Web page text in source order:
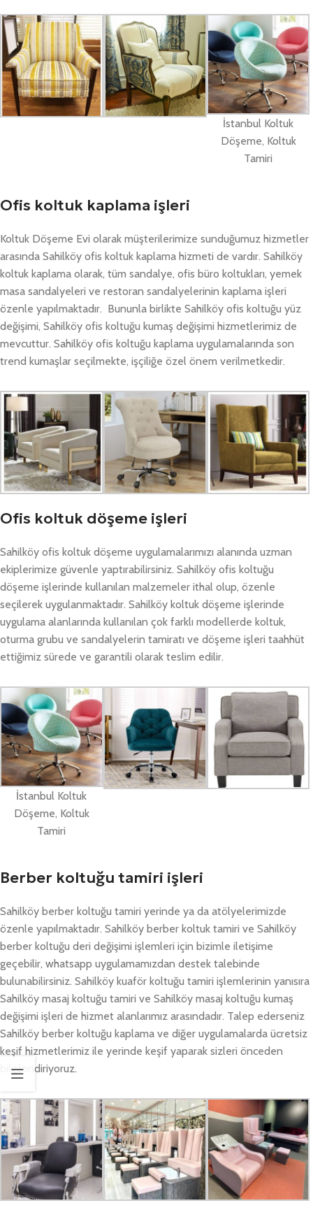
İstanbul Koltuk
Döşeme, Koltuk
Tamiri
Ofis koltuk kaplama işleri
Koltuk Döşeme Evi olarak müşterilerimize sunduğumuz hizmetler
arasında Sahilköy ofis koltuk kaplama hizmeti de vardır. Sahilköy
koltuk kaplama olarak, tüm sandalye, ofis büro koltukları, yemek
masa sandalyeleri ve restoran sandalyelerinin kaplama işleri
özenle yapılmaktadır. Bununla birlikte Sahilköy ofis koltuğu yüz
değişimi, Sahilköy ofis koltuğu kumaş değişimi hizmetlerimiz de
mevcuttur. Sahilköy ofis koltuğu kaplama uygulamalarında son
trend kumaşlar seçilmekte, işçiliğe özel önem verilmetkedir.
Ofis koltuk döşeme işleri
Sahilköy ofis koltuk döşeme uygulamalarımızı alanında uzman
ekiplerimize güvenle yaptırabilirsiniz. Sahilköy ofis koltuğu
döşeme işlerinde kullanılan malzemeler ithal olup, özenle
seçilerek uygulanmaktadır. Sahilköy koltuk döşeme işlerinde
uygulama alanlarında kullanılan çok farklı modellerde koltuk,
oturma grubu ve sandalyelerin tamiratı ve döşeme işleri taahhüt
ettiğimiz sürede ve garantili olarak teslim edilir.
İstanbul Koltuk
Döşeme, Koltuk
Tamiri
Berber koltuğu tamiri işleri
Sahilköy berber koltuğu tamiri yerinde ya da atölyelerimizde
özenle yapılmaktadır. Sahilköy berber koltuk tamiri ve Sahilköy
berber koltuğu deri değişimi işlemleri için bizimle iletişime
geçebilir, whatsapp uygulamamızdan destek talebinde
bulunabilirsiniz. Sahilköy kuaför koltuğu tamiri işlemlerinin yanısıra
Sahilköy masaj koltuğu tamiri ve Sahilköy masaj koltuğu kumaş
değişimi işleri de hizmet alanlarımız arasındadır. Talep ederseniz
Sahilköy berber koltuğu kaplama ve diğer uygulamalarda ücretsiz
keşif hizmetlerimiz ile yerinde keşif yaparak sizleri önceden
bilgilendiriyoruz.